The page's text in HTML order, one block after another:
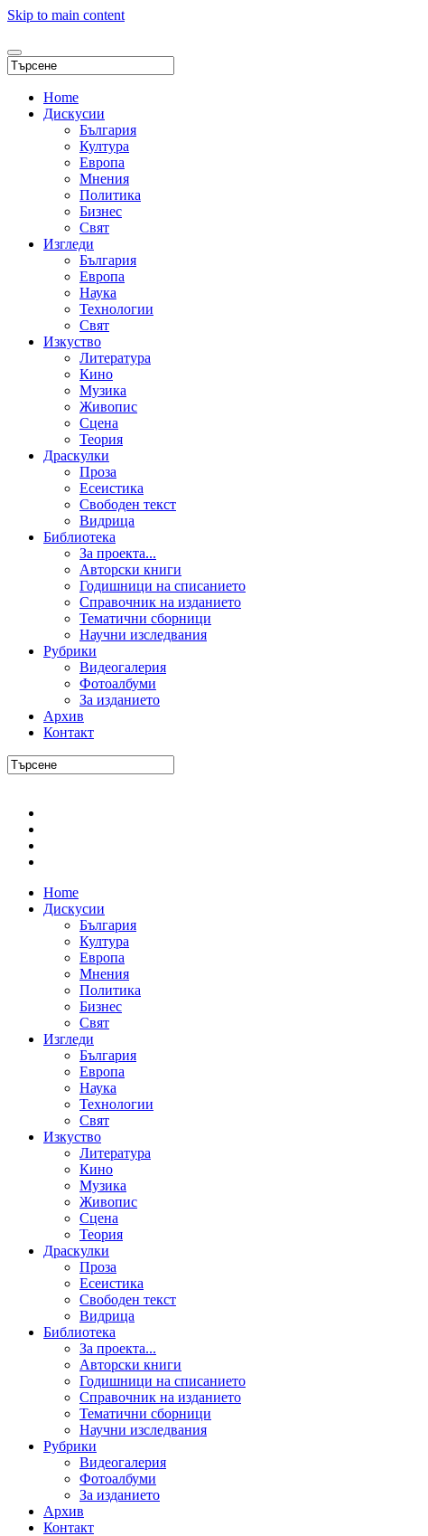
Skip to main content
Home
Дискусии
България
Култура
Европа
Мнения
Политика
Бизнес
Свят
Изгледи
България
Европа
Наука
Технологии
Свят
Изкуство
Литература
Кино
Музика
Живопис
Сцена
Теория
Драскулки
Проза
Есеистика
Свободен текст
Видрица
Библиотека
За проекта...
Авторски книги
Годишници на списанието
Справочник на изданието
Тематични сборници
Научни изследвания
Рубрики
Видеогалерия
Фотоалбуми
За изданието
Архив
Контакт
Home
Дискусии
България
Култура
Европа
Мнения
Политика
Бизнес
Свят
Изгледи
България
Европа
Наука
Технологии
Свят
Изкуство
Литература
Кино
Музика
Живопис
Сцена
Теория
Драскулки
Проза
Есеистика
Свободен текст
Видрица
Библиотека
За проекта...
Авторски книги
Годишници на списанието
Справочник на изданието
Тематични сборници
Научни изследвания
Рубрики
Видеогалерия
Фотоалбуми
За изданието
Архив
Контакт